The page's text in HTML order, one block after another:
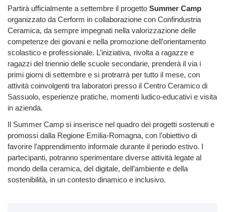
Partirà ufficialmente a settembre il progetto Summer Camp
organizzato da Cerform in collaborazione con Confindustria
Ceramica, da sempre impegnati nella valorizzazione delle
competenze dei giovani e nella promozione dell’orientamento
scolastico e professionale. L’iniziativa, rivolta a ragazze e
ragazzi del triennio delle scuole secondarie, prenderà il via i
primi giorni di settembre e si protrarrà per tutto il mese, con
attività coinvolgenti tra laboratori presso il Centro Ceramico di
Sassuolo, esperienze pratiche, momenti ludico-educativi e visita
in azienda.
Il Summer Camp si inserisce nel quadro dei progetti sostenuti e
promossi dalla Regione Emilia-Romagna, con l’obiettivo di
favorire l’apprendimento informale durante il periodo estivo. I
partecipanti, potranno sperimentare diverse attività legate al
mondo della ceramica, del digitale, dell’ambiente e della
sostenibilità, in un contesto dinamico e inclusivo.